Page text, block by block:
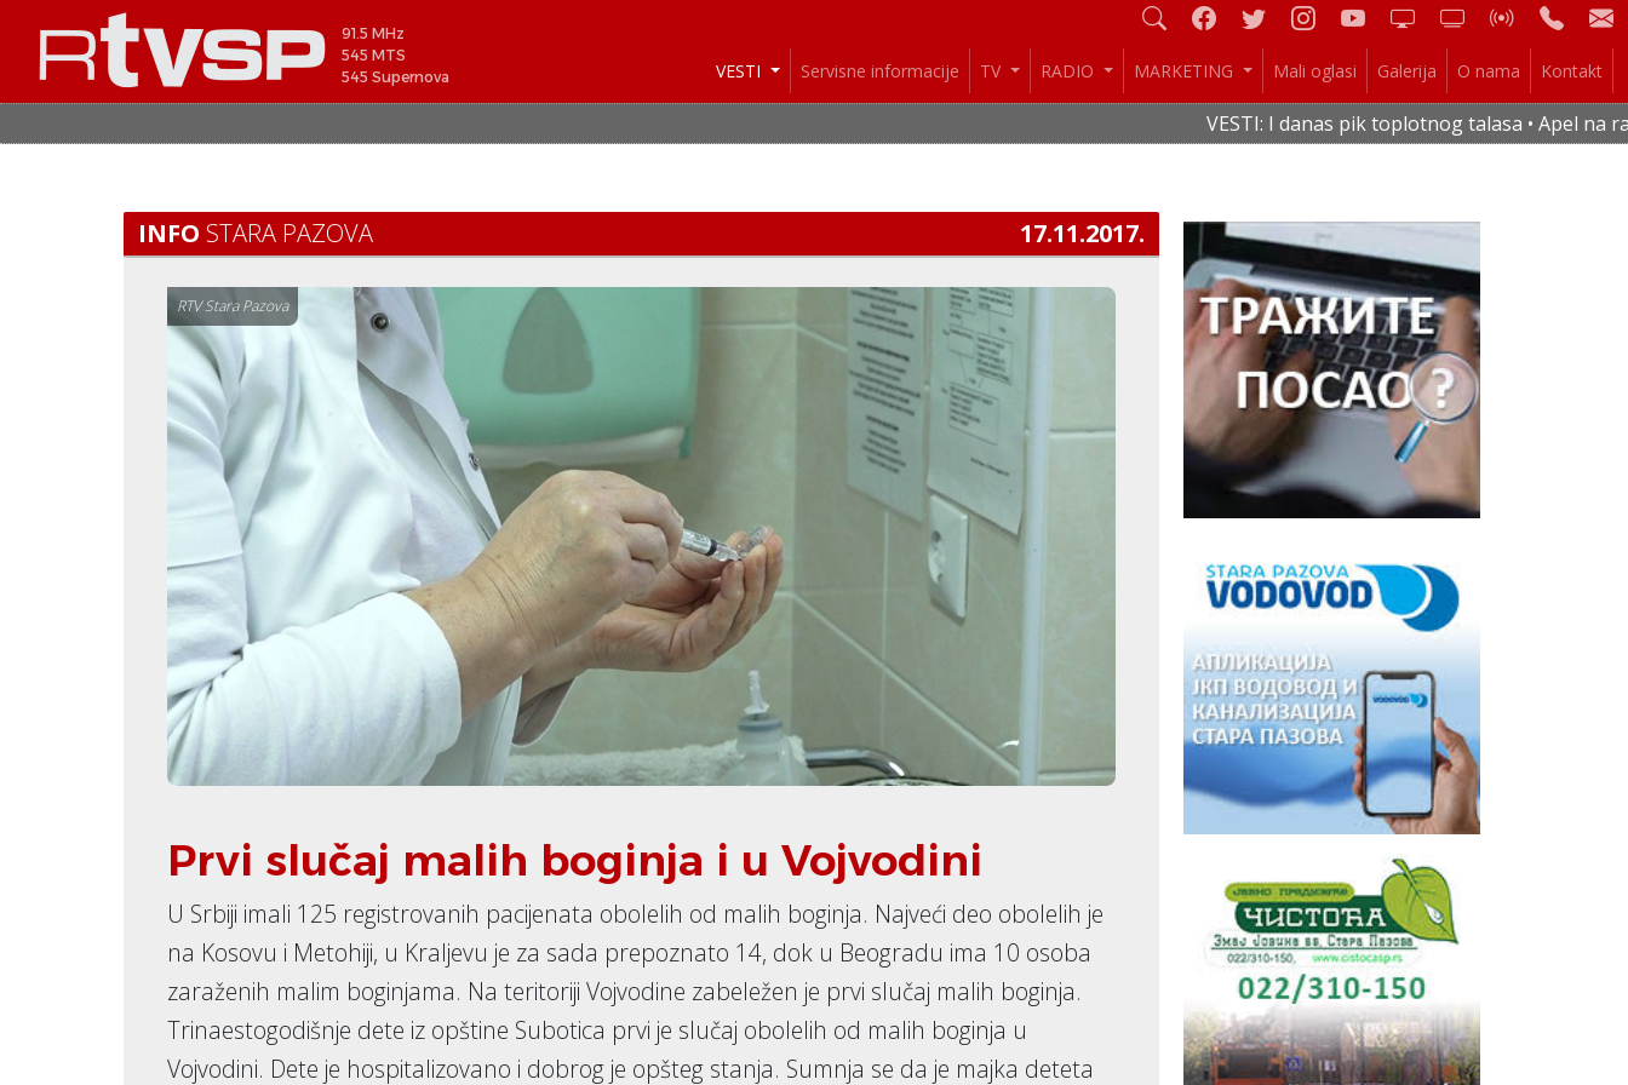
91.5 MHz
545 MTS
545 Supernova
VESTI Servisne informacije TV RADIO MARKETING Mali oglasi Galerija O nama Kontakt
VESTI: I danas pik toplotnog talasa • Apel na
INFO STARA PAZOVA 17.11.2017.
RTV Stara Pazova
Prvi slučaj malih boginja i u Vojvodini
U Srbiji imali 125 registrovanih pacijenata obolelih od malih boginja. Najveći deo obolelih je
na Kosovu i Metohiji, u Kraljevu je za sada prepoznato 14, dok u Beogradu ima 10 osoba
zaraženih malim boginjama. Na teritoriji Vojvodine zabeležen je prvi slučaj malih boginja.
Trinaestogodišnje dete iz opštine Subotica prvi je slučaj obolelih od malih boginja u
Vojvodini. Dete je hospitalizovano i dobrog je opšteg stanja. Sumnja se da je majka deteta